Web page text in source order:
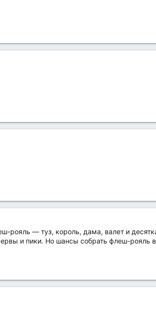
рояль — туз, король, дама, валет и
и пики. Но шансы собрать флеш-рояль